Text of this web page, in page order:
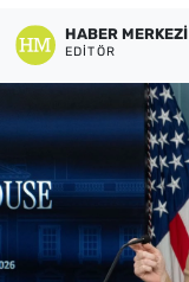
HABER MERKEZI
EDITÖR
Haber Arşivi